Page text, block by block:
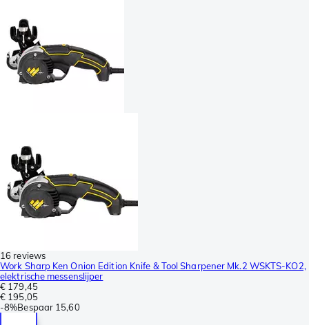
16 reviews
Work Sharp Ken Onion Edition Knife & Tool Sharpener Mk.2 WSKTS-KO2,
elektrische messenslijper
€ 179,45
€ 195,05
-8%Bespaar 15,60